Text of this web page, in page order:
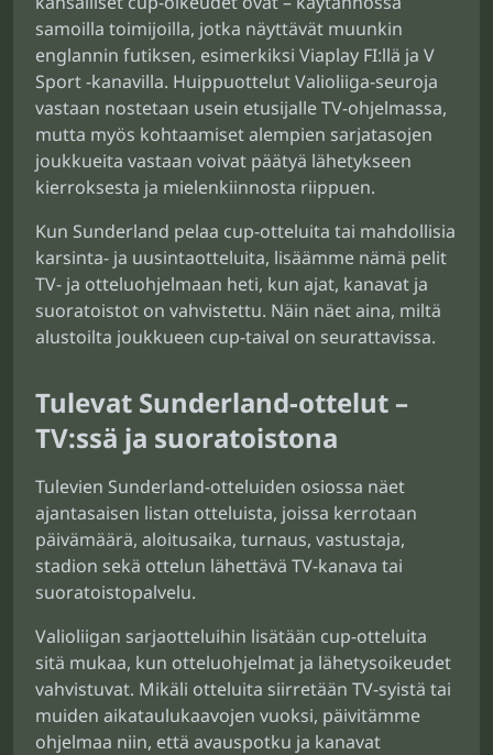
samoilla toimijoilla, jotka näyttävät muunkin
englannin futiksen, esimerkiksi Viaplay FI:llä ja V
Sport -kanavilla. Huippuottelut Valioliiga-seuroja
vastaan nostetaan usein etusijalle TV-ohjelmassa,
mutta myös kohtaamiset alempien sarjatasojen
joukkueita vastaan voivat päätyä lähetykseen
kierroksesta ja mielenkiinnosta riippuen.
Kun Sunderland pelaa cup-otteluita tai mahdollisia
karsinta- ja uusintaotteluita, lisäämme nämä pelit
TV- ja otteluohjelmaan heti, kun ajat, kanavat ja
suoratoistot on vahvistettu. Näin näet aina, miltä
alustoilta joukkueen cup-taival on seurattavissa.
Tulevat Sunderland-ottelut –
TV:ssä ja suoratoistona
Tulevien Sunderland-otteluiden osiossa näet
ajantasaisen listan otteluista, joissa kerrotaan
päivämäärä, aloitusaika, turnaus, vastustaja,
stadion sekä ottelun lähettävä TV-kanava tai
suoratoistopalvelu.
Valioliigan sarjaotteluihin lisätään cup-otteluita
sitä mukaa, kun otteluohjelmat ja lähetysoikeudet
vahvistuvat. Mikäli otteluita siirretään TV-syistä tai
muiden aikataulukaavojen vuoksi, päivitämme
ohjelmaa niin, että avauspotku ja kanavat